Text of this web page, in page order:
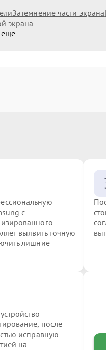
Затемнение части экрана
экрана
еще
с
выявить точную
лишние
после
исправную
на